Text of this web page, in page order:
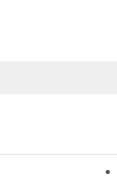
tendencias